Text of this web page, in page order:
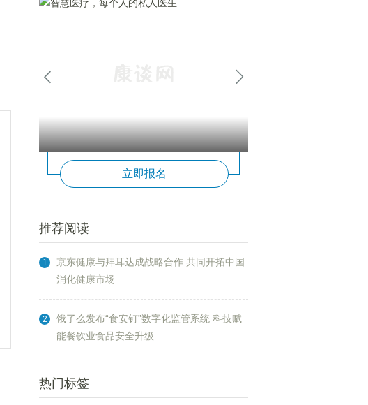
女性 选布 著作
立即报名
推荐阅读
1
京东健康与拜耳达成战略合作 共同开拓中国
消化健康市场
2
饿了么发布“食安钉”数字化监管系统 科技赋
能餐饮业食品安全升级
热门标签